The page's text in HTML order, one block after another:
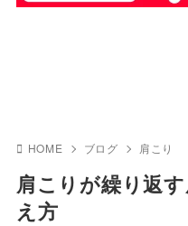
HOME ブログ 肩こり
肩こりが繰り返
え方